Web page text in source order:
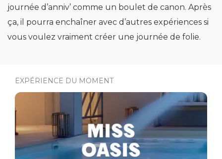
journée d’anniv’ comme un boulet de canon. Après
ça, il pourra enchaîner avec d’autres expériences si
vous voulez vraiment créer une journée de folie.
EXPÉRIENCE DU MOMENT